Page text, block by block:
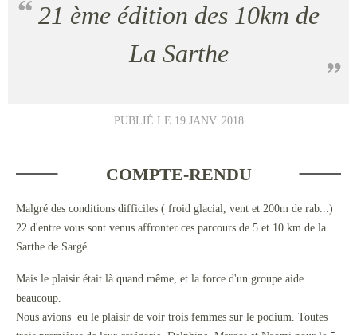
21 ème édition des 10km de
La Sarthe
PUBLIÉ LE 19 JANV. 2018
COMPTE-RENDU
Malgré des conditions difficiles ( froid glacial, vent et 200m de rab...)
22 d'entre vous sont venus affronter ces parcours de 5 et 10 km de la
Sarthe de Sargé.
Mais le plaisir était là quand même, et la force d'un groupe aide
beaucoup.
Nous avions eu le plaisir de voir trois femmes sur le podium. Toutes